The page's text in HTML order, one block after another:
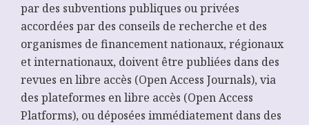
par des subventions publiques ou privées
accordées par des conseils de recherche et des
organismes de financement nationaux, régionaux
et internationaux, doivent être publiées dans des
revues en libre accès (Open Access Journals), via
des plateformes en libre accès (Open Access
Platforms), ou déposées immédiatement dans des